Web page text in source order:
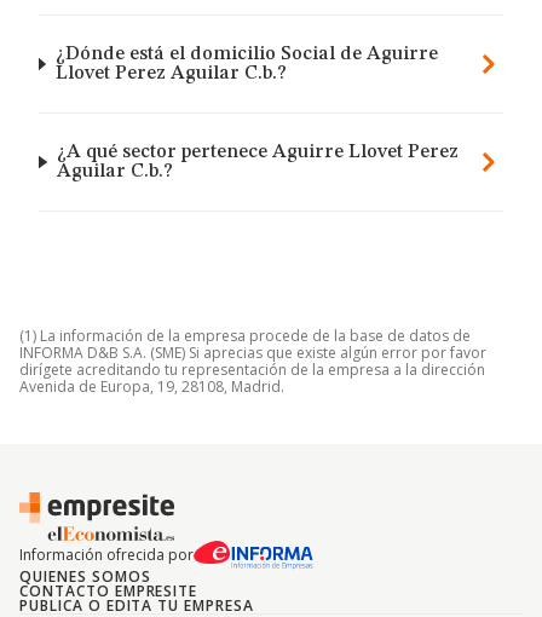
¿Dónde está el domicilio Social de Aguirre
Llovet Perez Aguilar C.b.?
¿A qué sector pertenece Aguirre Llovet Perez
Aguilar C.b.?
(1) La información de la empresa procede de la base de datos de
INFORMA D&B S.A. (SME) Si aprecias que existe algún error por favor
dirígete acreditando tu representación de la empresa a la dirección
Avenida de Europa, 19, 28108, Madrid.
Información ofrecida por
QUIENES SOMOS
CONTACTO EMPRESITE
PUBLICA O EDITA TU EMPRESA